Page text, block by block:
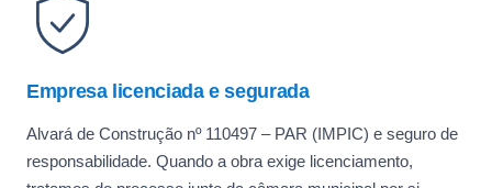
Empresa licenciada e segurada
Alvará de Construção nº 110497 – PAR (IMPIC) e seguro de
responsabilidade. Quando a obra exige licenciamento,